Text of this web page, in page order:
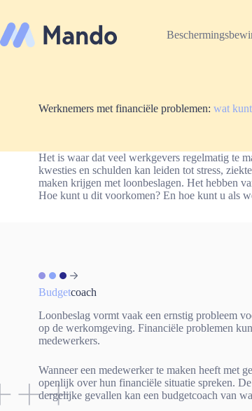
de
inhoud
Werknemers met financiële problemen: wat
Het is waar dat veel werkgevers regelmatig te
kwesties en schulden kan leiden tot stress,
maken krijgen met loonbeslagen. Het hebben
Hoe kunt u dit voorkomen? En hoe kunt u als
Budgetcoach
Loonbeslag vormt vaak een ernstig probleem
op de werkomgeving. Financiële problemen
medewerkers.
Wanneer een medewerker te maken heeft met
openlijk over hun financiële situatie spreken.
dergelijke gevallen kan een budgetcoach van